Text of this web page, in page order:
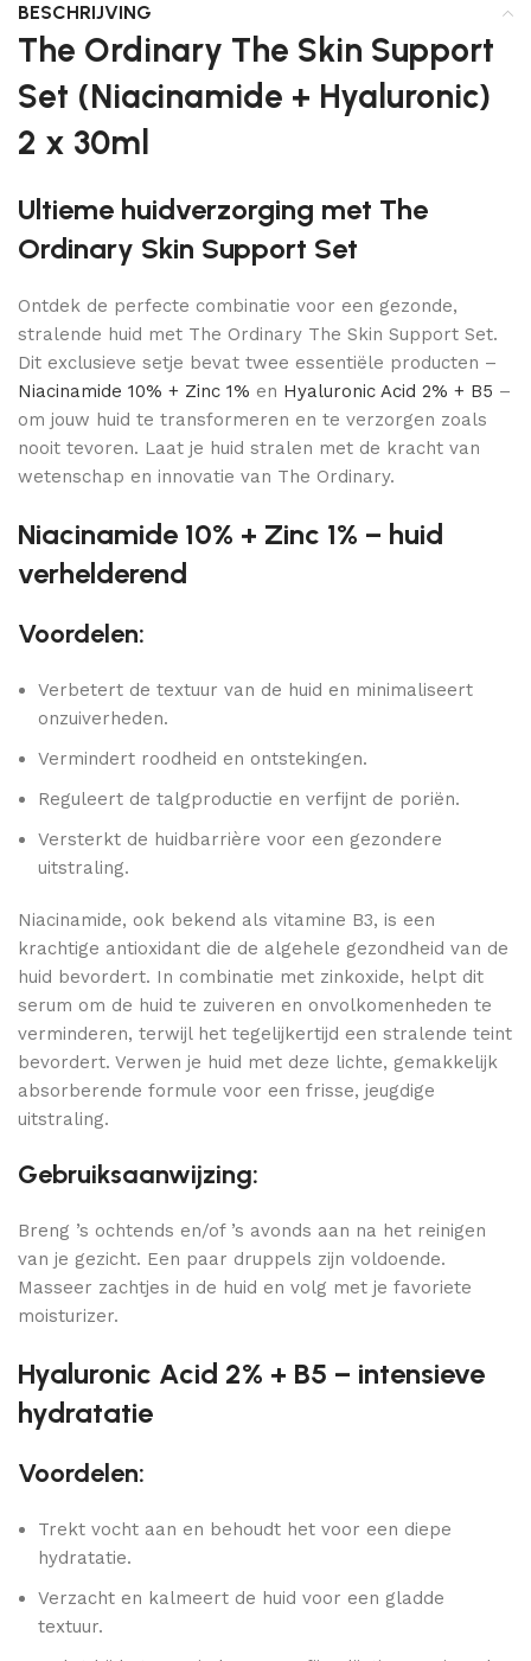
BESCHRIJVING
The Ordinary The Skin Support
Set (Niacinamide + Hyaluronic)
2 x 30ml
Ultieme huidverzorging met The
Ordinary Skin Support Set
Ontdek de perfecte combinatie voor een gezonde,
stralende huid met The Ordinary The Skin Support Set.
Dit exclusieve setje bevat twee essentiële producten –
Niacinamide 10% + Zinc 1% en Hyaluronic Acid 2% + B5 –
om jouw huid te transformeren en te verzorgen zoals
nooit tevoren. Laat je huid stralen met de kracht van
wetenschap en innovatie van The Ordinary.
Niacinamide 10% + Zinc 1% – huid
verhelderend
Voordelen:
Verbetert de textuur van de huid en minimaliseert
onzuiverheden.
Vermindert roodheid en ontstekingen.
Reguleert de talgproductie en verfijnt de poriën.
Versterkt de huidbarrière voor een gezondere
uitstraling.
Niacinamide, ook bekend als vitamine B3, is een
krachtige antioxidant die de algehele gezondheid van de
huid bevordert. In combinatie met zinkoxide, helpt dit
serum om de huid te zuiveren en onvolkomenheden te
verminderen, terwijl het tegelijkertijd een stralende teint
bevordert. Verwen je huid met deze lichte, gemakkelijk
absorberende formule voor een frisse, jeugdige
uitstraling.
Gebruiksaanwijzing:
Breng ’s ochtends en/of ’s avonds aan na het reinigen
van je gezicht. Een paar druppels zijn voldoende.
Masseer zachtjes in de huid en volg met je favoriete
moisturizer.
Hyaluronic Acid 2% + B5 – intensieve
hydratatie
Voordelen:
Trekt vocht aan en behoudt het voor een diepe
hydratatie.
Verzacht en kalmeert de huid voor een gladde
textuur.